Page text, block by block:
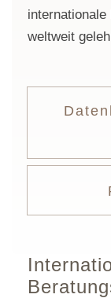
internationale
weltweit